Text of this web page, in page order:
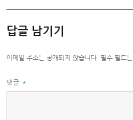
답글 남기기
이메일 주소는 공개되지 않습니다. 필수 필드는
댓글 *